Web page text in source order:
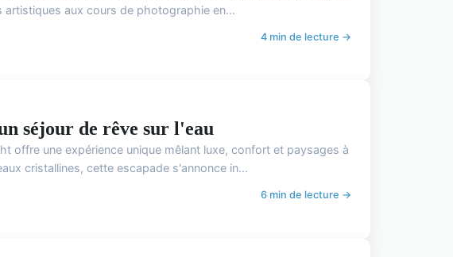
aux cours de photographie en...
4 min de lecture →
séjour de rêve sur l'eau
offre une expérience unique mêlant luxe, confort et paysages à
cristallines, cette escapade s'annonce in...
6 min de lecture →